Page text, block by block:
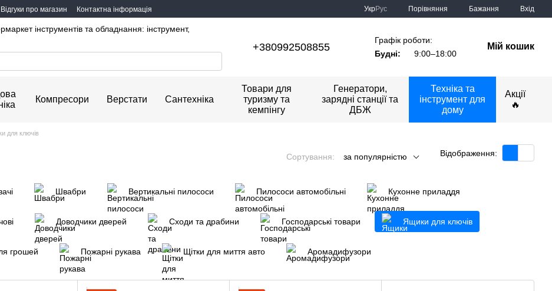
Відгуки про магазин Контактна інформація УкрРус Порівняння Бажання Вхід
інструментів та обладнання: інструмент,
+380992508855
Графік роботи:
Будні:
9:00–18:00
Мій кошик
Компресори Верстати Сантехніка
Товари для
туризму та
кемпінгу
Генератори,
зарядні станції та
ДБЖ
Техніка та
інструмент для
дому
Акції
🔥
для ключів
Сортування: за популярністю Відображення:
Швабри Вертикальні пилососи Пилососи автомобільні Кухонне приладдя
Доводчики дверей Сходи та драбини Господарські товари Ящики для ключів
грошей Пожарні рукава Щітки для миття авто Аромадифузори